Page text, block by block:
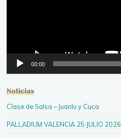
00:00
Noticias
Clase de Salsa – Juanlu y Cuca
PALLADIUM VALENCIA 25 JULIO 2026